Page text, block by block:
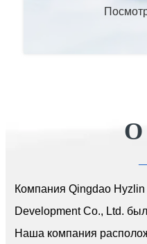
Лития
H
Альгинат лития
одновалентного
О
Компания Qingdao
Development Co., Ltd.
Наша компания